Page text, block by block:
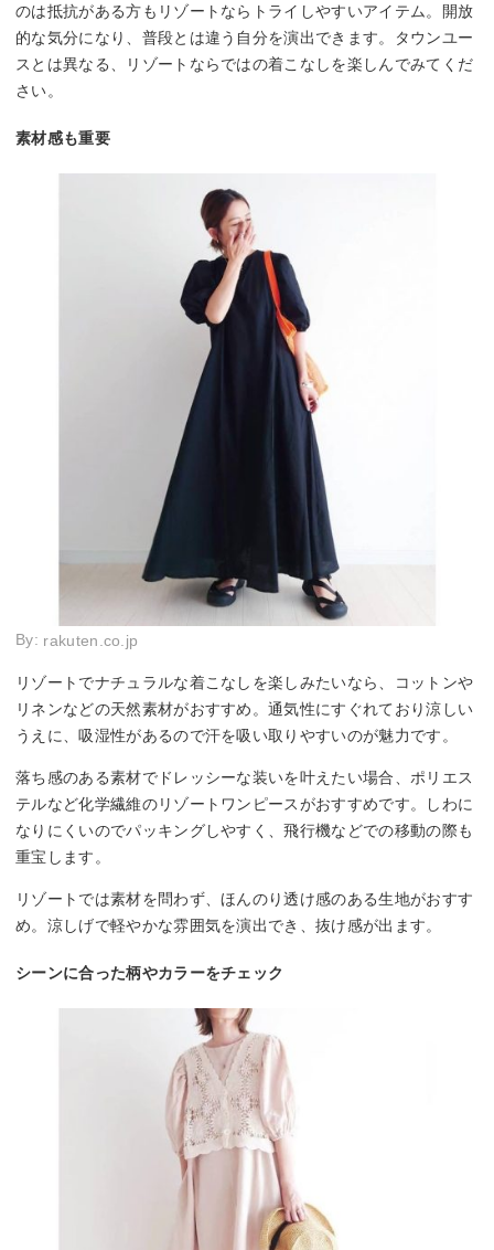
のは抵抗がある方もリゾートならトライしやすいアイテム。開放
的な気分になり、普段とは違う自分を演出できます。タウンユー
スとは異なる、リゾートならではの着こなしを楽しんでみてくだ
さい。
素材感も重要
By: rakuten.co.jp
リゾートでナチュラルな着こなしを楽しみたいなら、コットンや
リネンなどの天然素材がおすすめ。通気性にすぐれており涼しい
うえに、吸湿性があるので汗を吸い取りやすいのが魅力です。
落ち感のある素材でドレッシーな装いを叶えたい場合、ポリエス
テルなど化学繊維のリゾートワンピースがおすすめです。しわに
なりにくいのでパッキングしやすく、飛行機などでの移動の際も
重宝します。
リゾートでは素材を問わず、ほんのり透け感のある生地がおすす
め。涼しげで軽やかな雰囲気を演出でき、抜け感が出ます。
シーンに合った柄やカラーをチェック